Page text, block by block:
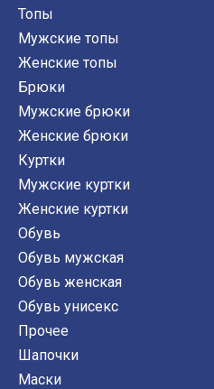
Топы
Мужские топы
Женские топы
Брюки
Мужские брюки
Женские брюки
Куртки
Мужские куртки
Женские куртки
Обувь
Обувь мужская
Обувь женская
Обувь унисекс
Прочее
Шапочки
Маски